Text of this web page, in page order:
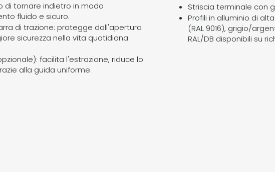
di tornare indietro in modo
fluido e sicuro.
di trazione: protegge dall'apertura
sicurezza nella vita quotidiana
facilita l'estrazione, riduce lo
alla guida uniforme.
Striscia terminale con
Profili in alluminio di
(RAL 9016), grigio/
RAL/DB disponibili su